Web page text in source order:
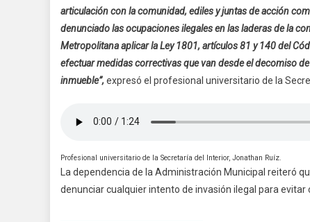
articulación con la comunidad, ediles y juntas de acción
denunciado las ocupaciones ilegales en las laderas de la
Metropolitana aplicar la Ley 1801, artículos 81 y 140 del
efectuar medidas correctivas que van desde el decomiso
inmueble”, expresó el profesional universitario de la
Profesional universitario de la Secretaría del Interior, Jonathan Ruíz.
La dependencia de la Administración Municipal reiteró
denunciar cualquier intento de invasión ilegal para